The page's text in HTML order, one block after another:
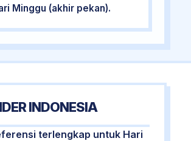
Minggu (akhir pekan).
INDONESIA
terlengkap untuk Hari